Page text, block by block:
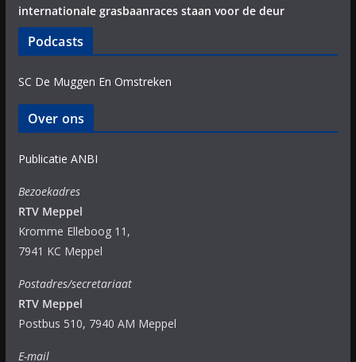
internationale grasbaanraces staan voor de deur
Podcasts
SC De Muggen En Omstreken
Over ons
Publicatie ANBI
Bezoekadres
RTV Meppel
Kromme Elleboog 11,
7941 KC Meppel
Postadres/secretariaat
RTV Meppel
Postbus 510, 7940 AM Meppel
E-mail